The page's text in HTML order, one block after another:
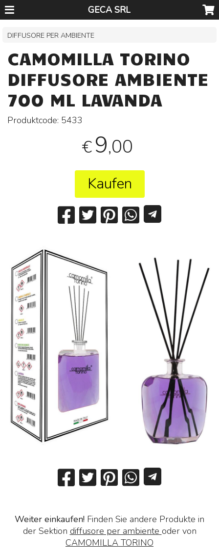
GECA SRL
DIFFUSORE PER AMBIENTE
CAMOMILLA TORINO
DIFFUSORE AMBIENTE
700 ML LAVANDA
Produktcode: 5433
€9,00
Kaufen
Weiter einkaufen! Finden Sie andere Produkte in
der Sektion diffusore per ambiente oder von
CAMOMILLA TORINO